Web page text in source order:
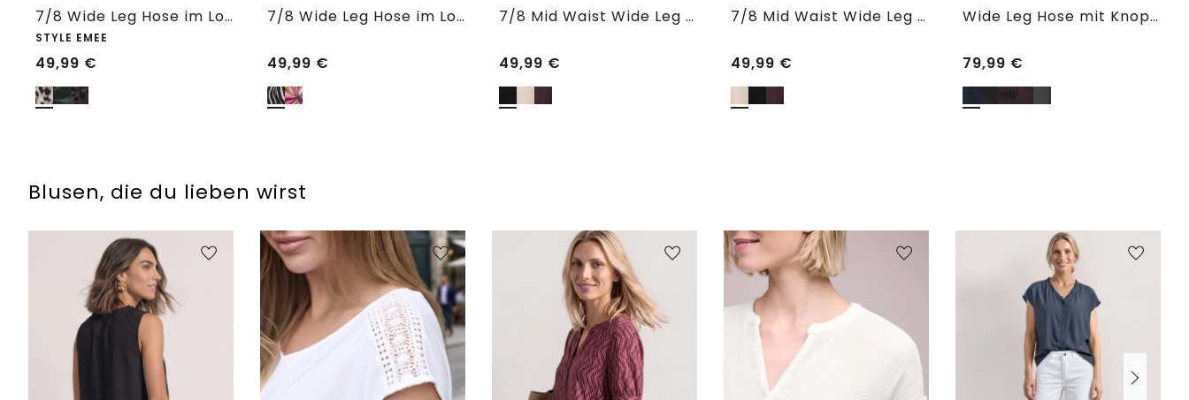
7/8 Wide Leg Hose im Loose Fit mit Print
STYLE EMEE
49,99 €
7/8 Wide Leg Hose im Loose Fit
49,99 €
7/8 Mid Waist Wide Leg Hose im Leinen-Look
49,99 €
7/8 Mid Waist Wide Leg Hose im Leinen-Look
49,99 €
Wide Leg Hose mit Knopfdetails
79,99 €
Blusen, die du lieben wirst